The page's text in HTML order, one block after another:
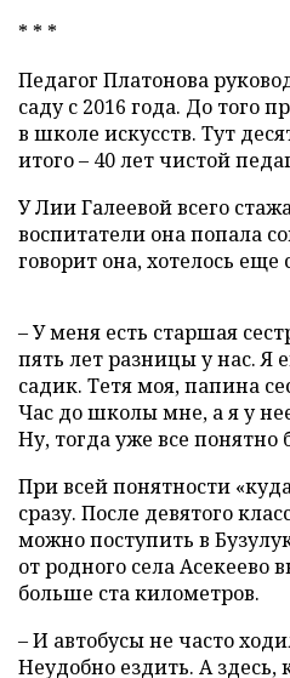
* * *
Педагог Платонова
саду с 2016 года. До того
в школе искусств. Тут
итого – 40 лет чистой
У Лии Галеевой всего
воспитатели она попала
говорит она, хотелось еще
– У меня есть старшая
пять лет разницы у нас. Я
садик. Тетя моя, папина
Час до школы мне, а я у
Ну, тогда уже все
При всей понятности
сразу. После девятого
можно поступить в
от родного села Асекеево
больше ста километров.
– И автобусы не часто
Неудобно ездить. А здесь,